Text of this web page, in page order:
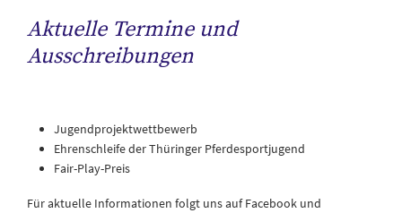
Aktuelle Termine und
Ausschreibungen
Jugendprojektwettbewerb
Ehrenschleife der Thüringer Pferdesportjugend
Fair-Play-Preis
Für aktuelle Informationen folgt uns auf Facebook und